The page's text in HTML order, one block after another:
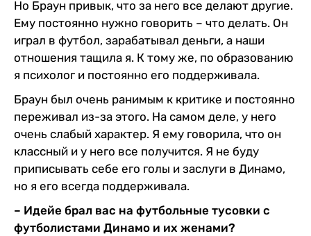
Но Браун привык, что за него все делают другие.
Ему постоянно нужно говорить – что делать. Он
играл в футбол, зарабатывал деньги, а наши
отношения тащила я. К тому же, по образованию
я психолог и постоянно его поддерживала.
Браун был очень ранимым к критике и постоянно
переживал из-за этого. На самом деле, у него
очень слабый характер. Я ему говорила, что он
классный и у него все получится. Я не буду
приписывать себе его голы и заслуги в Динамо,
но я его всегда поддерживала.
– Идейе брал вас на футбольные тусовки с
футболистами Динамо и их женами?